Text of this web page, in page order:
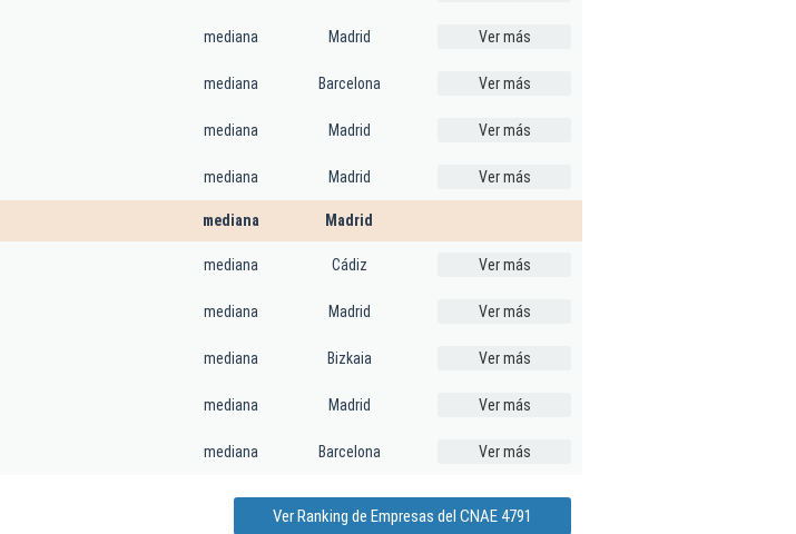
mediana Madrid Ver más
mediana Barcelona Ver más
mediana Madrid Ver más
mediana Madrid Ver más
mediana Madrid
mediana Cádiz Ver más
mediana Madrid Ver más
mediana Bizkaia Ver más
mediana Madrid Ver más
mediana Barcelona Ver más
Ver Ranking de Empresas del CNAE 4791